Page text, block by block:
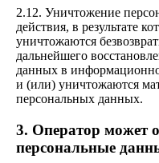
2.12. Уничтожение
действия, в результате
уничтожаются
дальнейшего
данных в
и (или) уничтожаются
персональных данных.
3. Оператор может
персональные